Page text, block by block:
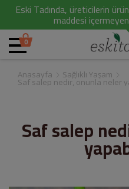
Eski Tadında, üreticilerin
maddesi
0
Anasayfa Sağlıklı Yaşam
Saf salep nedir, onunla neler
Saf salep